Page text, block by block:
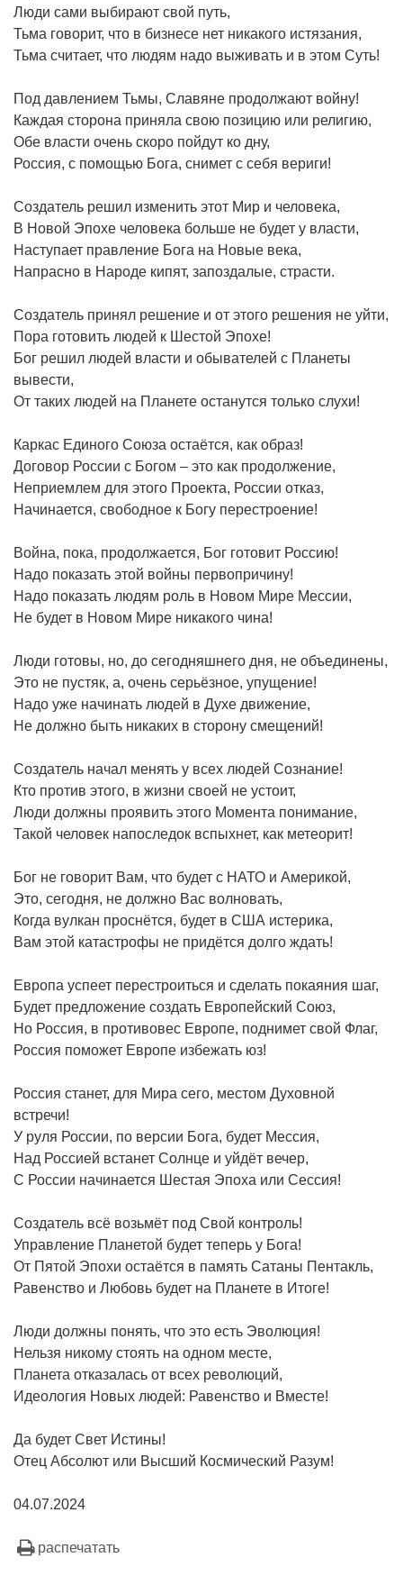
Люди сами выбирают свой путь,
Тьма говорит, что в бизнесе нет никакого истязания,
Тьма считает, что людям надо выживать и в этом Суть!
Под давлением Тьмы, Славяне продолжают войну!
Каждая сторона приняла свою позицию или религию,
Обе власти очень скоро пойдут ко дну,
Россия, с помощью Бога, снимет с себя вериги!
Создатель решил изменить этот Мир и человека,
В Новой Эпохе человека больше не будет у власти,
Наступает правление Бога на Новые века,
Напрасно в Народе кипят, запоздалые, страсти.
Создатель принял решение и от этого решения не уйти,
Пора готовить людей к Шестой Эпохе!
Бог решил людей власти и обывателей с Планеты
вывести,
От таких людей на Планете останутся только слухи!
Каркас Единого Союза остаётся, как образ!
Договор России с Богом – это как продолжение,
Неприемлем для этого Проекта, России отказ,
Начинается, свободное к Богу перестроение!
Война, пока, продолжается, Бог готовит Россию!
Надо показать этой войны первопричину!
Надо показать людям роль в Новом Мире Мессии,
Не будет в Новом Мире никакого чина!
Люди готовы, но, до сегодняшнего дня, не объединены,
Это не пустяк, а, очень серьёзное, упущение!
Надо уже начинать людей в Духе движение,
Не должно быть никаких в сторону смещений!
Создатель начал менять у всех людей Сознание!
Кто против этого, в жизни своей не устоит,
Люди должны проявить этого Момента понимание,
Такой человек напоследок вспыхнет, как метеорит!
Бог не говорит Вам, что будет с НАТО и Америкой,
Это, сегодня, не должно Вас волновать,
Когда вулкан проснётся, будет в США истерика,
Вам этой катастрофы не придётся долго ждать!
Европа успеет перестроиться и сделать покаяния шаг,
Будет предложение создать Европейский Союз,
Но Россия, в противовес Европе, поднимет свой Флаг,
Россия поможет Европе избежать юз!
Россия станет, для Мира сего, местом Духовной
встречи!
У руля России, по версии Бога, будет Мессия,
Над Россией встанет Солнце и уйдёт вечер,
С России начинается Шестая Эпоха или Сессия!
Создатель всё возьмёт под Свой контроль!
Управление Планетой будет теперь у Бога!
От Пятой Эпохи остаётся в память Сатаны Пентакль,
Равенство и Любовь будет на Планете в Итоге!
Люди должны понять, что это есть Эволюция!
Нельзя никому стоять на одном месте,
Планета отказалась от всех революций,
Идеология Новых людей: Равенство и Вместе!
Да будет Свет Истины!
Отец Абсолют или Высший Космический Разум!
04.07.2024
распечатать